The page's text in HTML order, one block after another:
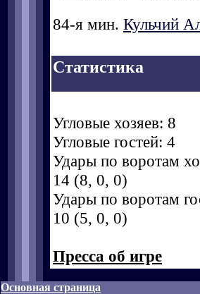
84-я мин. Кульчий
Статистика
Угловые хозяев: 8
Угловые гостей: 4
Удары по воротам
14 (8, 0, 0)
Удары по воротам
10 (5, 0, 0)
Пресса об игре
Основная страница